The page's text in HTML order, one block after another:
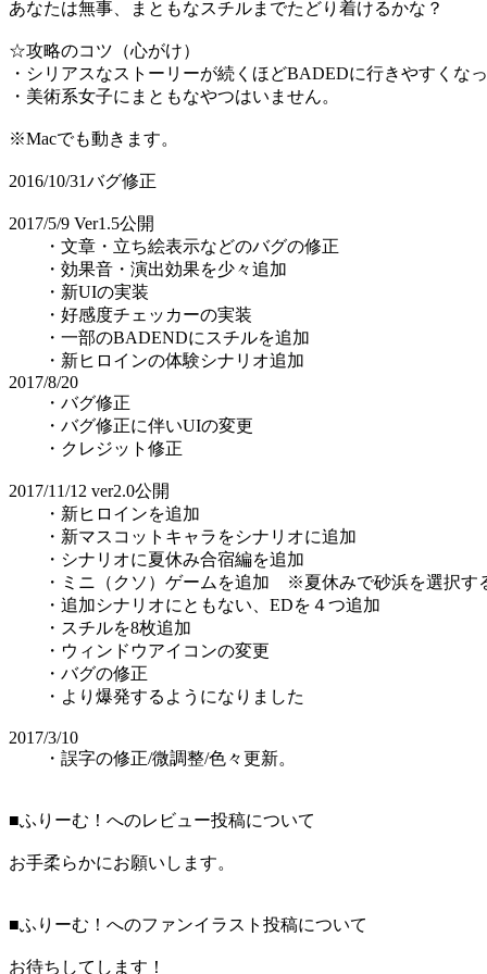
あなたは無事、まともなスチルまでたどり着けるかな？
☆攻略のコツ（心がけ）
・シリアスなストーリーが続くほどBADEDに行きやすくなっ
・美術系女子にまともなやつはいません。
※Macでも動きます。
2016/10/31バグ修正
2017/5/9 Ver1.5公開
・文章・立ち絵表示などのバグの修正
・効果音・演出効果を少々追加
・新UIの実装
・好感度チェッカーの実装
・一部のBADENDにスチルを追加
・新ヒロインの体験シナリオ追加
2017/8/20
・バグ修正
・バグ修正に伴いUIの変更
・クレジット修正
2017/11/12 ver2.0公開
・新ヒロインを追加
・新マスコットキャラをシナリオに追加
・シナリオに夏休み合宿編を追加
・ミニ（クソ）ゲームを追加 ※夏休みで砂浜を選択する
・追加シナリオにともない、EDを４つ追加
・スチルを8枚追加
・ウィンドウアイコンの変更
・バグの修正
・より爆発するようになりました
2017/3/10
・誤字の修正/微調整/色々更新。
■ふりーむ！へのレビュー投稿について
お手柔らかにお願いします。
■ふりーむ！へのファンイラスト投稿について
お待ちしてします！